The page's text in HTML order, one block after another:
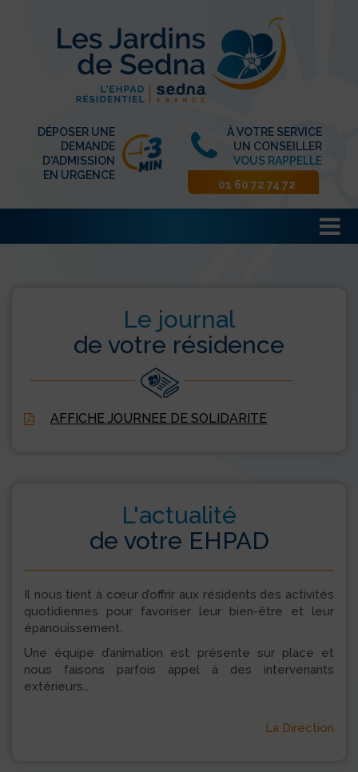
DÉPOSER UNE
DEMANDE
D'ADMISSION
EN URGENCE
À VOTRE SERVICE
UN CONSEILLER
VOUS RAPPELLE
01 60 72 74 72
Le journal
de votre résidence
AFFICHE JOURNEE DE SOLIDARITE
L'actualité
de votre EHPAD
Il nous tient à cœur d’offrir aux résidents des activités
quotidiennes pour favoriser leur bien-être et leur
épanouissement.
Une équipe d’animation est présente sur place et
nous faisons parfois appel à des intervenants
extérieurs…
La Direction